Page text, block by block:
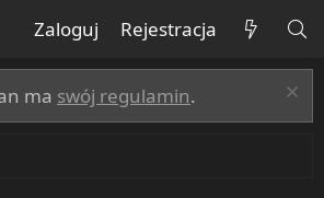
Zaloguj Rejestracja
ma swój regulamin.